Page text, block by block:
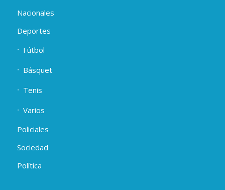
Nacionales
Deportes
Fútbol
Básquet
Tenis
Varios
Policiales
Sociedad
Política